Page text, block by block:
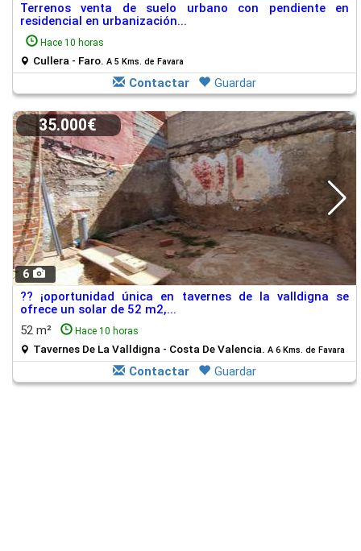
Terrenos venta de suelo urbano con pendiente en
residencial en urbanización...
Hace 10 horas
Cullera - Faro. A 5 Kms. de Favara
Contactar Guardar
6
35.000€
?? ¡oportunidad única en tavernes de la valldigna se
ofrece un solar de 52 m2,...
52 m²
Hace 10 horas
Tavernes De La Valldigna - Costa De Valencia. A 6 Kms. de Favara
Contactar Guardar